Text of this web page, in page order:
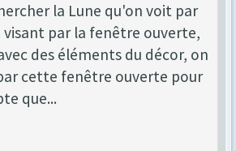
la Lune qu'on voit par
par la fenêtre ouverte,
des éléments du décor, on
cette fenêtre ouverte pour
que...